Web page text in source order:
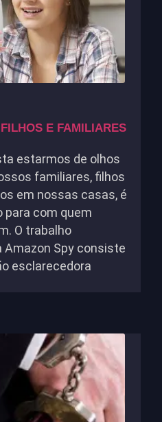
E FAMILIARES
estarmos de olhos
familiares, filhos
em nossas casas, é
com quem
O trabalho
Amazon Spy consiste
esclarecedora